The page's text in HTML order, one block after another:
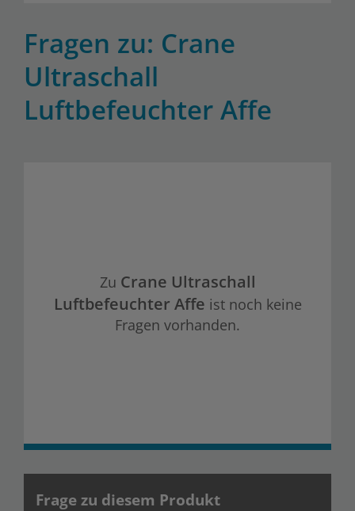
Fragen zu: Crane
Ultraschall
Luftbefeuchter Affe
Zu Crane Ultraschall
Luftbefeuchter Affe ist noch keine
Fragen vorhanden.
Frage zu diesem Produkt